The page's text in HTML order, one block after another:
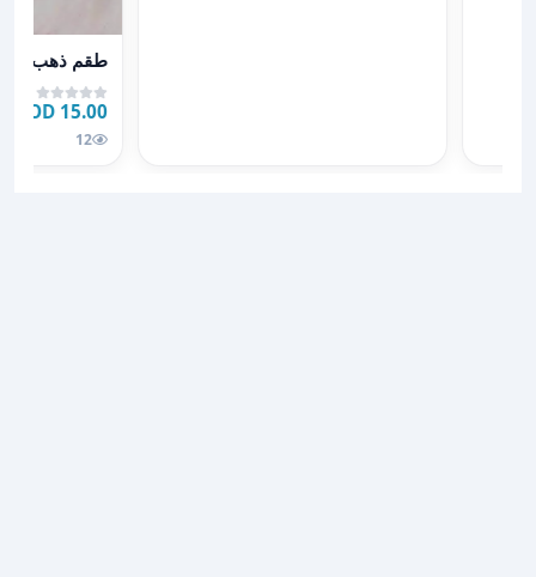
عرض تفاصيل
طقم ذهب
15.00 JOD
12